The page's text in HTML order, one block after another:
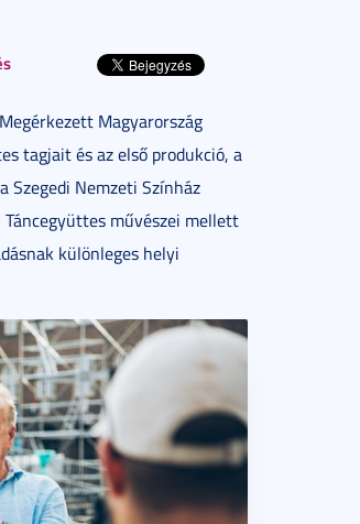
Magyarország
tagjait és az első produkció, a
Szegedi Nemzeti Színház
művészei mellett
különleges helyi